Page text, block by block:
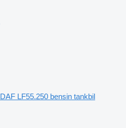
DAF LF55.250 bensin tankbil